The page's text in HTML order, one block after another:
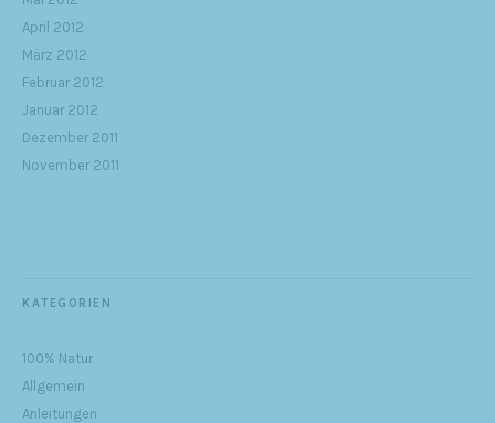
April 2012
März 2012
Februar 2012
Januar 2012
Dezember 2011
November 2011
KATEGORIEN
100% Natur
Allgemein
Anleitungen